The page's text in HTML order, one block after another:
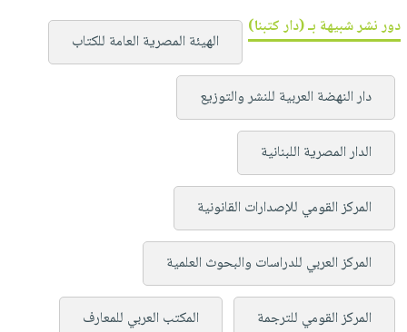
دور نشر شبيهة بـ (دار كتبنا)
الهيئة المصرية العامة للكتاب
دار النهضة العربية للنشر والتوزيع
الدار المصرية اللبنانية
المركز القومي للإصدارات القانونية
المركز العربي للدراسات والبحوث العلمية
المركز القومي للترجمة المكتب العربي للمعارف